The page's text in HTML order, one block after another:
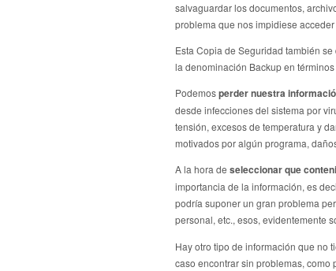
salvaguardar los documentos,
problema que nos impidiese
Esta Copia de Seguridad también
la denominación Backup en
Podemosperder nuestra
desde infecciones del sistema por
tensión, excesos de temperatura y
motivados por algún programa,
A la hora de seleccionar que
importancia de la información, es
podría suponer un gran problema
personal, etc., esos, evidentemente
Hay otro tipo de información que no
caso encontrar sin problemas, como